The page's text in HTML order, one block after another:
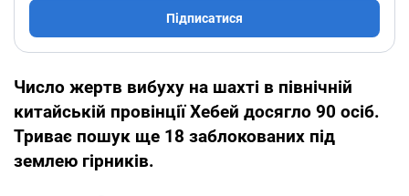
Підписатися
Число жертв вибуху на шахті в північній
китайській провінції Хебей досягло 90 осіб.
Триває пошук ще 18 заблокованих під
землею гірників.